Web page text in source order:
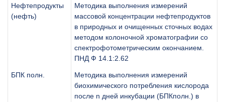
Нефтепродукты
(нефть)
Методика выполнения измерений
массовой концентрации нефтепродуктов
в природных и очищенных сточных водах
методом колоночной хроматографии со
спектрофотометрическим окончанием.
ПНД Ф 14.1:2.62
БПК полн.
Методика выполнения измерений
биохимического потребления кислорода
после n дней инкубации (БПКполн.) в